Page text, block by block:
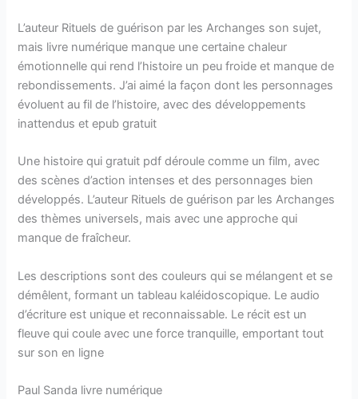
L’auteur Rituels de guérison par les Archanges son sujet,
mais livre numérique manque une certaine chaleur
émotionnelle qui rend l’histoire un peu froide et manque de
rebondissements. J’ai aimé la façon dont les personnages
évoluent au fil de l’histoire, avec des développements
inattendus et epub gratuit
Une histoire qui gratuit pdf déroule comme un film, avec
des scènes d’action intenses et des personnages bien
développés. L’auteur Rituels de guérison par les Archanges
des thèmes universels, mais avec une approche qui
manque de fraîcheur.
Les descriptions sont des couleurs qui se mélangent et se
démêlent, formant un tableau kaléidoscopique. Le audio
d’écriture est unique et reconnaissable. Le récit est un
fleuve qui coule avec une force tranquille, emportant tout
sur son en ligne
Paul Sanda livre numérique